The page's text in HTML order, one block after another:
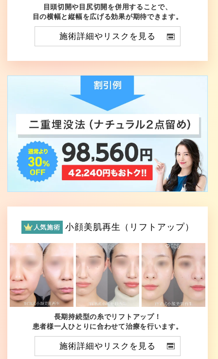
目頭切開や目尻切開を併用することで、
目の横幅と縦幅を広げる効果が期待できます。
施術詳細やリスクを見る
人気施術 小顔美肌再生（リフトアップ）
長期持続型の糸でリフトアップ！
患者様一人ひとりに合わせて治療を行います。
施術詳細やリスクを見る